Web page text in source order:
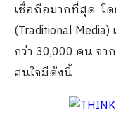
เชื่อถือมากที่สุด โ
(Traditional
กว่า 30,000 คน จ
สนใจมีดังนี้